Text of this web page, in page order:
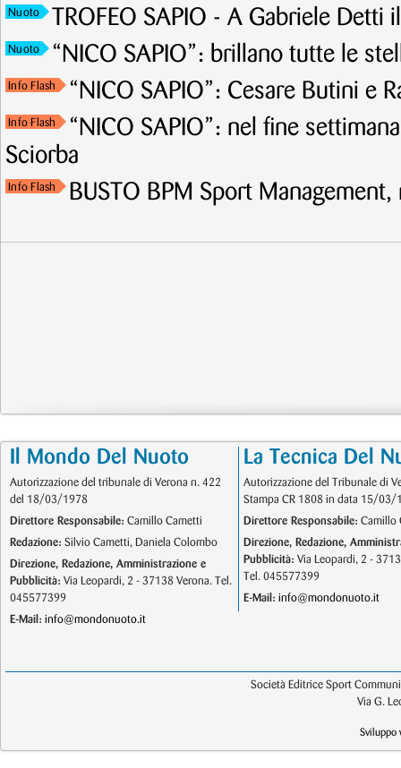
Nuoto TROFEO SAPIO - A Gabriele Detti
Nuoto “NICO SAPIO”: brillano tutte le
Info Flash “NICO SAPIO”: Cesare Butini e
Info Flash
“NICO SAPIO”: nel fine
Sciorba
Info Flash BUSTO BPM Sport
Il Mondo Del Nuoto
Autorizzazione del tribunale di Verona n. 422
del 18/03/1978
Direttore Responsabile: Camillo Cametti
Redazione: Silvio Cametti, Daniela Colombo
Direzione, Redazione, Amministrazione e
Pubblicità: Via Leopardi, 2 - 37138 Verona. Tel.
045577399
E-Mail: info@mondonuoto.it
La Tecnica Del
Autorizzazione del Tribunale di
Stampa CR 1808 in data 15/03/
Direttore Responsabile: Camillo
Direzione, Redazione,
Pubblicità: Via Leopardi, 2 -
Tel. 045577399
E-Mail: info@mondonuoto.it
Società Editrice Sport
Via G.
Sviluppo